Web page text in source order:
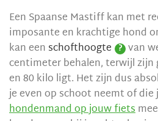
Een Spaanse Mastiff kan met
imposante en krachtige hond
kan een schofthoogte ? van
centimeter behalen, terwijl zijn
en 80 kilo ligt. Het zijn dus
je even op schoot neemt of die
hondenmand op jouw fiets